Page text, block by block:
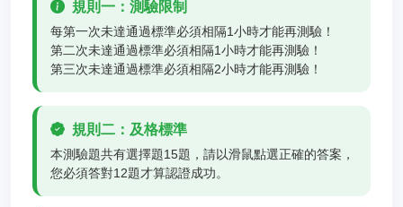
規則一：測驗限制
每第一次未達通過標準必須相隔1小時才能再測驗！
第二次未達通過標準必須相隔1小時才能再測驗！
第三次未達通過標準必須相隔2小時才能再測驗！
規則二：及格標準
本測驗題共有選擇題15題，請以滑鼠點選正確的答案，
您必須答對12題才算認證成功。